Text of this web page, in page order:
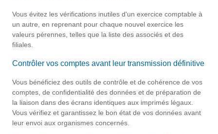
Vous évitez les vérifications inutiles d'un exercice comptable à
un autre, en reprenant pour chaque nouvel exercice les
valeurs pérennes, telles que la liste des associés et des
filiales.
Contrôler vos comptes avant leur transmission définitive
Vous bénéficiez des outils de contrôle et de cohérence de vos
comptes, de confidentialité des données et de préparation de
la liaison dans des écrans identiques aux imprimés légaux.
Vous vérifiez et garantissez le bon état de vos données avant
leur envoi aux organismes concernés.